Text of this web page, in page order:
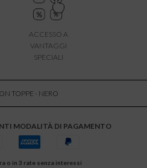
ACCESSO A
VANTAGGI
SPECIALI
TOPPE - NERO
MODALITÀ DI PAGAMENTO
o in 3 rate senza interessi